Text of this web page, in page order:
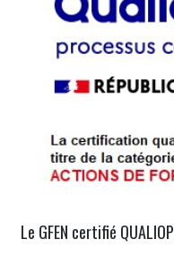
Le GFEN certifié